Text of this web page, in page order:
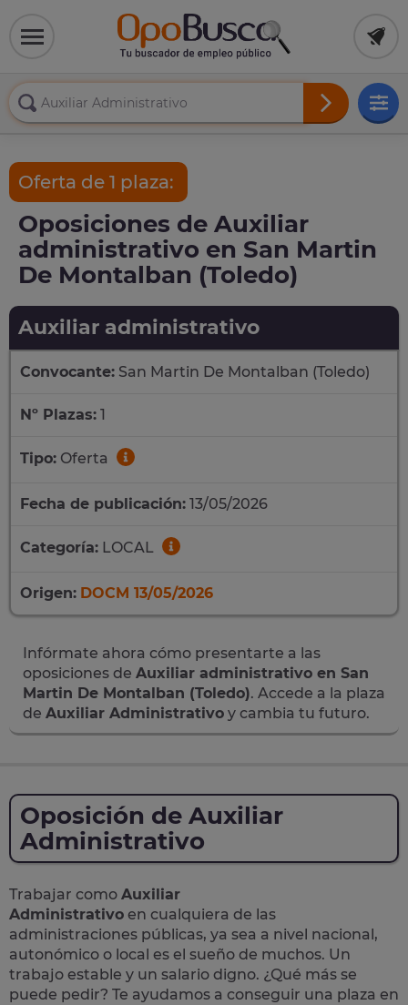
Oferta de 1 plaza:
Oposiciones de Auxiliar
administrativo en San Martin
De Montalban (Toledo)
Auxiliar administrativo
Convocante: San Martin De Montalban (Toledo)
Nº Plazas: 1
Tipo: Oferta
Fecha de publicación: 13/05/2026
Categoría: LOCAL
Origen: DOCM 13/05/2026
Infórmate ahora cómo presentarte a las
oposiciones de Auxiliar administrativo en San
Martin De Montalban (Toledo). Accede a la plaza
de Auxiliar Administrativo y cambia tu futuro.
Oposición de Auxiliar
Administrativo
Trabajar como Auxiliar
Administrativo en cualquiera de las
administraciones públicas, ya sea a nivel nacional,
autonómico o local es el sueño de muchos. Un
trabajo estable y un salario digno. ¿Qué más se
puede pedir? Te ayudamos a conseguir una plaza en